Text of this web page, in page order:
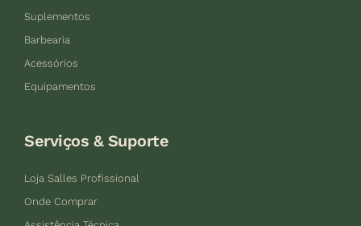
Suplementos
Barbearia
Acessórios
Equipamentos
Serviços & Suporte
Loja Salles Profissional
Onde Comprar